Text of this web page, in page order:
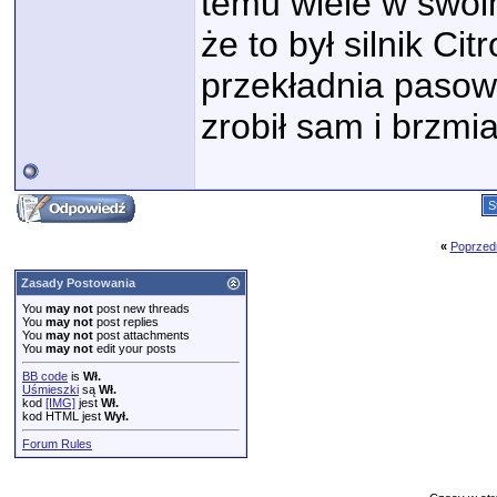
że to był silnik
przekładnia
zrobił sam i
«
Zasady Postowania
You may not post new threads
You may not post replies
You may not post attachments
You may not edit your posts
BB code is Wł.
Uśmieszki są Wł.
kod [IMG] jest Wł.
kod HTML jest Wył.
Forum Rules